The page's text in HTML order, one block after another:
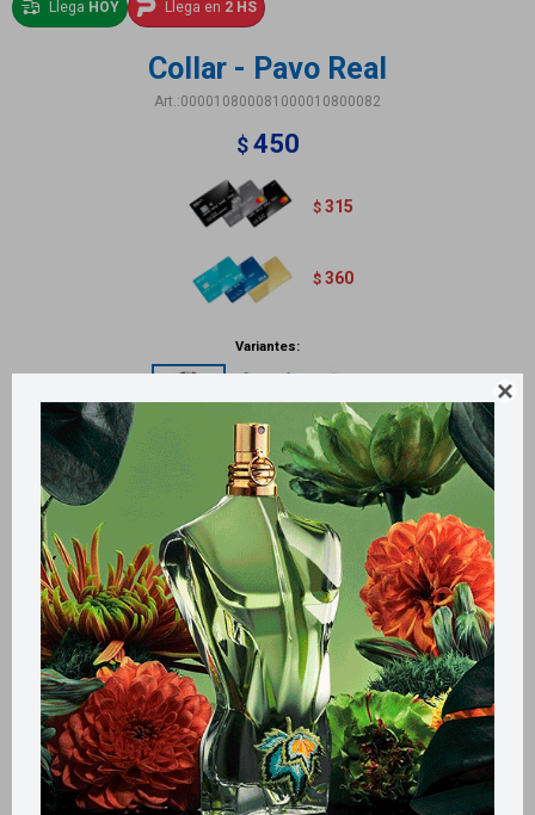

Llega HOY Llega en 2 HS
Collar - Pavo Real
000010800081000010800082
$ 450
$ 315
$ 360
Variantes:
Métodos y costos de envío
Retiros gratuitos en tiendas
Productos que te pueden interesar